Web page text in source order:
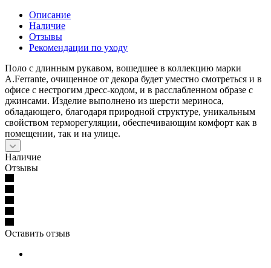
Описание
Наличие
Отзывы
Рекомендации по уходу
Поло с длинным рукавом, вошедшее в коллекцию марки
A.Ferrante, очищенное от декора будет уместно смотреться и в
офисе с нестрогим дресс-кодом, и в расслабленном образе с
джинсами. Изделие выполнено из шерсти мериноса,
обладающего, благодаря природной структуре, уникальным
свойством терморегуляции, обеспечивающим комфорт как в
помещении, так и на улице.
Наличие
Отзывы
Оставить отзыв